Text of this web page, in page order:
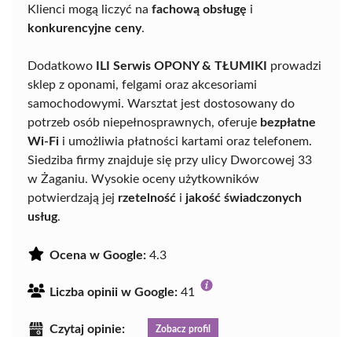
Klienci mogą liczyć na fachową obsługę i
konkurencyjne ceny.
Dodatkowo ILI Serwis OPONY & TŁUMIKI prowadzi
sklep z oponami, felgami oraz akcesoriami
samochodowymi. Warsztat jest dostosowany do
potrzeb osób niepełnosprawnych, oferuje bezpłatne
Wi-Fi i umożliwia płatności kartami oraz telefonem.
Siedziba firmy znajduje się przy ulicy Dworcowej 33
w Żaganiu. Wysokie oceny użytkowników
potwierdzają jej rzetelność i jakość świadczonych
usług.
Ocena w Google: 4.3
Liczba opinii w Google: 41
Czytaj opinie: Zobacz profil